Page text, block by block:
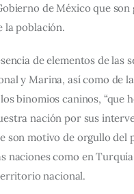
de México que son
la población.
de elementos de las
y Marina, así como de
binomios caninos, “que
nación por sus
son motivo de orgullo del
naciones como en
nacional.